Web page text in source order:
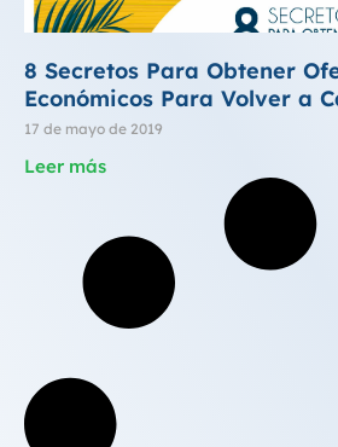
8 Secretos Para Obtener
Económicos Para Volver a
17 de mayo de 2019
Leer más